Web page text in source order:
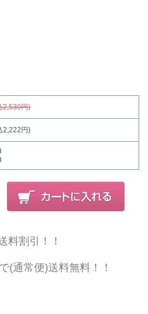
2,530円)
2,222円)
料割引！！
(通常便)送料無料！！